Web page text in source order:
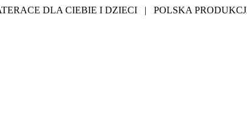
DLA CIEBIE I DZIECI | POLSKA